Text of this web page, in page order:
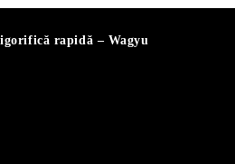
rapidă – Wagyu